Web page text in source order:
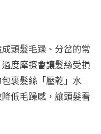
頭髮毛躁、分岔的常
度摩擦會讓髮絲受損
裹髮絲「壓乾」水
低毛躁感，讓頭髮看